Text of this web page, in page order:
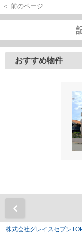
＜ 前のページ
おすすめ物件
株式会社グレイスセブン